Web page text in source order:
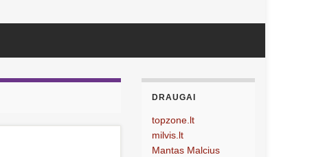
DRAUGAI
topzone.lt
milvis.lt
Mantas Malcius